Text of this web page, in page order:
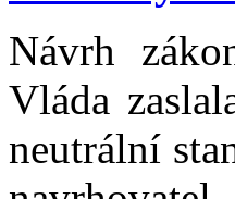
Návrh
Vláda
neutrální